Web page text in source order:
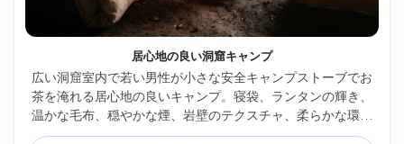
居心地の良い洞窟キャンプ
広い洞窟室内で若い男性が小さな安全キャンプストーブでお
茶を淹れる居心地の良いキャンプ。寝袋、ランタンの輝き、
温かな毛布、穏やかな煙、岩壁のテクスチャ、柔らかな環境
光、Leica Q3、28mm、ライフスタイルドキュメンタリーフ